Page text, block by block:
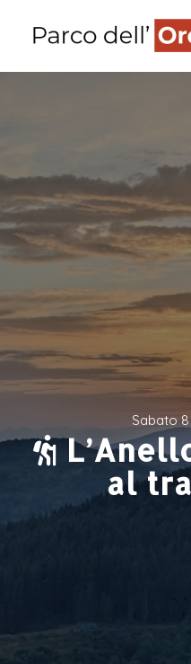
Sabato
al